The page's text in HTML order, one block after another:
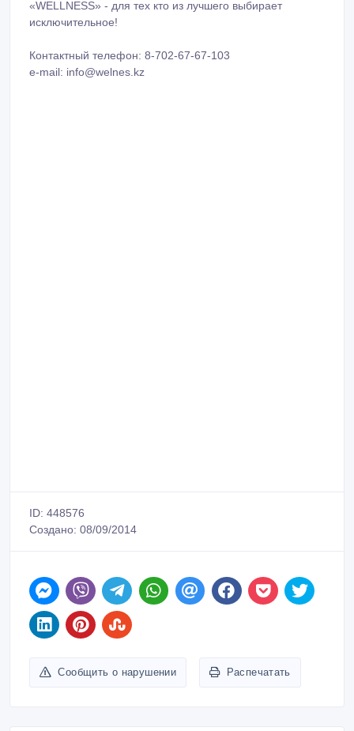
«WELLNESS» - для тех кто из лучшего выбирает
исключительное!
Контактный телефон: 8-702-67-67-103
e-mail: info@welnes.kz
ID: 448576
Создано: 08/09/2014
Сообщить о нарушении Распечатать